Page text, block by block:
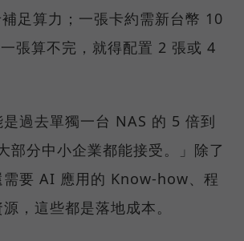
足算力；一張卡約需新台幣 10
張算不完，就得配置 2 張或 4
是過去單獨一台 NAS 的 5 倍到
部分中小企業都能接受。」除了
需要 AI 應用的 Know-how、程
，這些都是落地成本。